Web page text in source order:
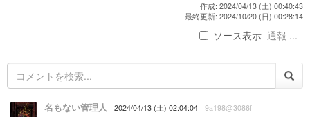
作成: 2024/04/13 (土) 00:40:43
最終更新: 2024/10/20 (日) 00:28:14
ソース表示 通報 ...
名もない管理人 2024/04/13 (土) 02:04:04 9a198@3086f